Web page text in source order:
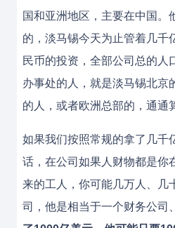
国和亚洲地区，主要在中国。
的，淡马锡今天为止管着几千
民币的投资，全部公司总的人
办事处的人，就是淡马锡北京
的人，或者欧洲总部的，通通
如果我们按照常规的拿了几千
话，在公司如果人财物都是你
来的工人，你可能几万人、几
司，他是相当于一个财务公司